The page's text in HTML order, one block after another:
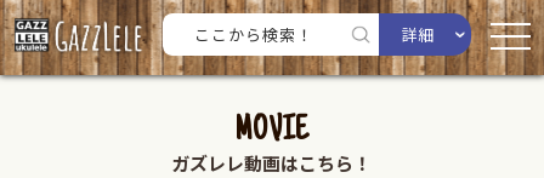
詳細
MOVIE
ガズレレ動画はこちら！